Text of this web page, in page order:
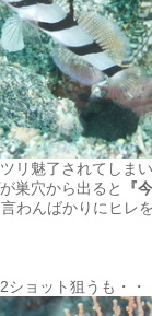
リ魅了されてしま
が巣穴から出ると
『
言わんばかりにヒレ
ショット狙うも・・